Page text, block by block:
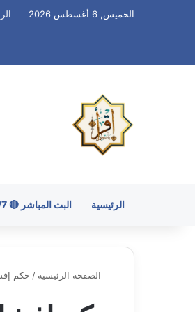
الخميس, 6 أغسطس 2026
الرئيسية البث المباشر 🔴 Live Quran 24/7
الصفحة الرئيسية / حكم